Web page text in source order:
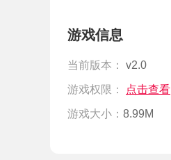
游戏信息
当前版本： v2.0
游戏权限： 点击查看
游戏大小： 8.99M